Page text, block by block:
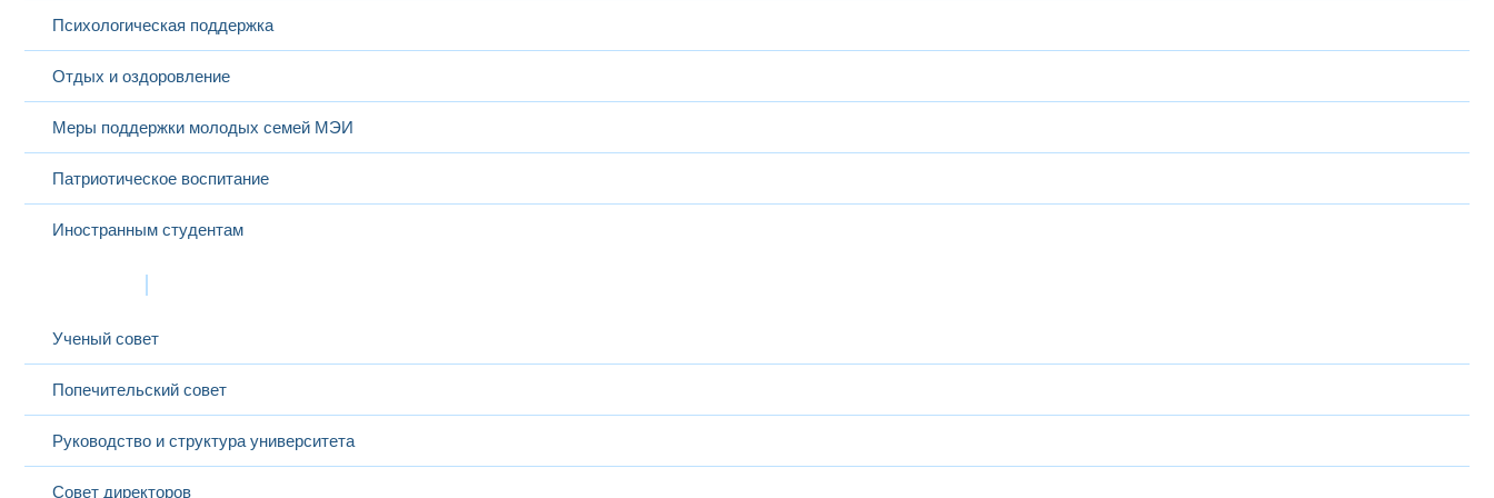
Психологическая поддержка
Отдых и оздоровление
Меры поддержки молодых семей МЭИ
Патриотическое воспитание
Иностранным студентам
Ученый совет
Попечительский совет
Руководство и структура университета
Совет директоров